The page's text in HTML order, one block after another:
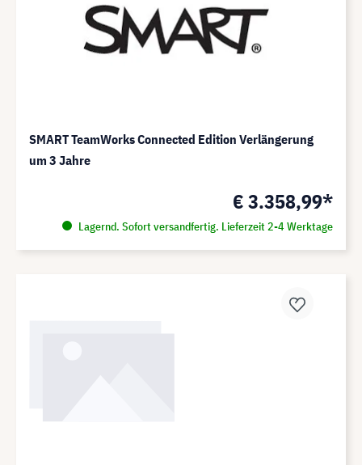
SMART TeamWorks Connected Edition Verlängerung
um 3 Jahre
€ 3.358,99*
Lagernd. Sofort versandfertig. Lieferzeit 2-4 Werktage